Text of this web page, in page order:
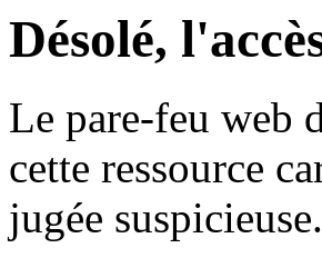
Désolé,
Le pare-feu web
cette ressource
jugée suspicieuse.